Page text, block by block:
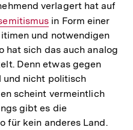
verlagert hat auf
in Form einer
und notwendigen
hat sich das auch analog
Denn etwas gegen
und nicht politisch
scheint vermeintlich
gibt es die
für kein anderes Land.